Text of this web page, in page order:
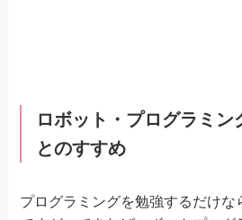
ロボット・プログラミン
とのすすめ
プログラミングを勉強するだけな